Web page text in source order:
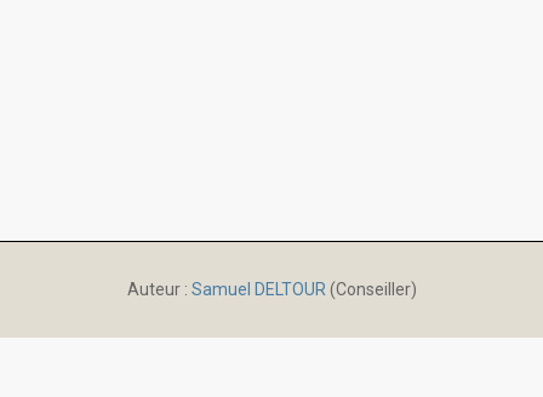
Auteur : Samuel DELTOUR (Conseiller)